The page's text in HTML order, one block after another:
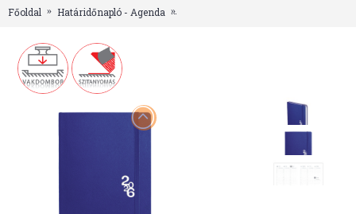
Főoldal Határidőnapló - Agenda